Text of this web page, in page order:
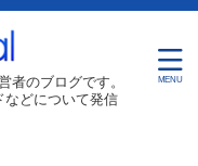
者のブログです。
などについて発信